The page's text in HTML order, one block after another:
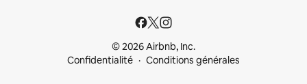
© 2026 Airbnb, Inc.
Confidentialité
Conditions générales